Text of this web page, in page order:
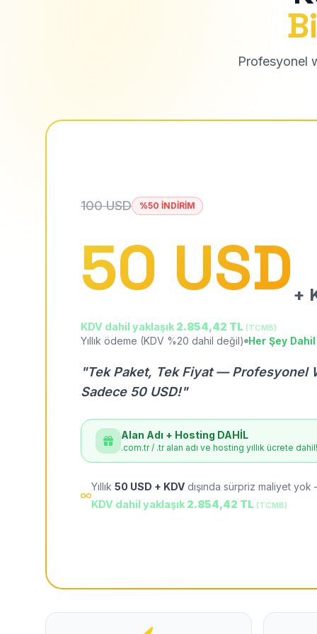
Profesyonel
100 USD %50 İNDİRİM
50 USD +
KDV dahil yaklaşık 2.854,42 TL (TCMB)
Yıllık ödeme (KDV %20 dahil değil) Her Şey Dahil
"Tek Paket, Tek Fiyat — Profesyonel
Sadece 50 USD!"
Alan Adı + Hosting DAHİL
.com.tr / .tr alan adı ve hosting yıllık ücrete dahil!
Yıllık 50 USD + KDV dışında sürpriz maliyet
KDV dahil yaklaşık 2.854,42 TL (TCMB)